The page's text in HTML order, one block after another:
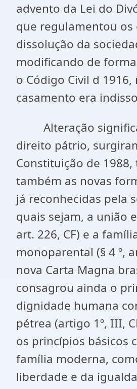
advento da Lei do
que regulamentou os
dissolução da
modificando de
o Código Civil d 1916,
casamento era
Alteração
direito pátrio,
Constituição de
também as novas
já reconhecidas pela
quais sejam, a união
art. 226, CF) e a
monoparental (§ 4 º,
nova Carta Magna
consagrou ainda o
dignidade humana
pétrea (artigo 1º, III,
os princípios básicos
família moderna,
liberdade e da